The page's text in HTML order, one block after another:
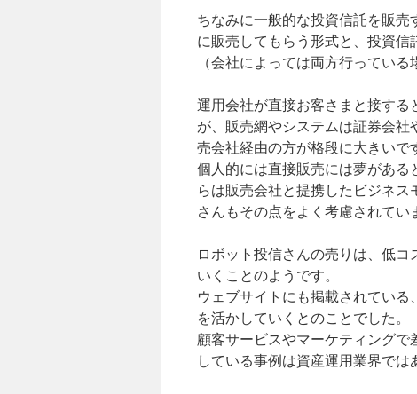
ちなみに一般的な投資信託を販
に販売してもらう形式と、投資
（会社によっては両方行っている
運用会社が直接お客さまと接す
が、販売網やシステムは証券会
売会社経由の方が格段に大きいで
個人的には直接販売には夢があ
らは販売会社と提携したビジネ
さんもその点をよく考慮されてい
ロボット投信さんの売りは、低
いくことのようです。
ウェブサイトにも掲載されてい
を活かしていくとのことでした。
顧客サービスやマーケティング
している事例は資産運用業界で